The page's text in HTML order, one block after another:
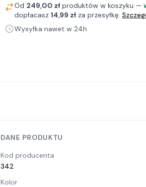
Od 249,00 zł produktów w koszyku —
dopłacasz 14,99 zł za przesyłkę.
Wysyłka nawet w 24h
DANE PRODUKTU
Kod producenta
342
Kolor